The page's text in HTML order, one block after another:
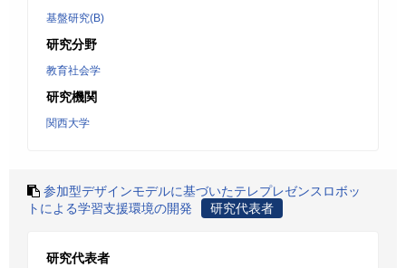
基盤研究(B)
研究分野
教育社会学
研究機関
関西大学
参加型デザインモデルに基づいたテレプレゼンスロボッ
トによる学習支援環境の開発
研究代表者
研究代表者